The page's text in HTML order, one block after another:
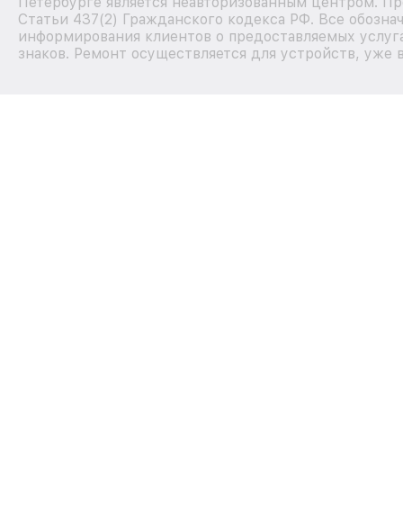
Статьи 437(2) Гражданского кодекса РФ. Все
информирования клиентов о предоставляемых
знаков. Ремонт осуществляется для устройств,